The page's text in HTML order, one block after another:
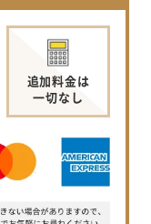
追加料金は
一切なし